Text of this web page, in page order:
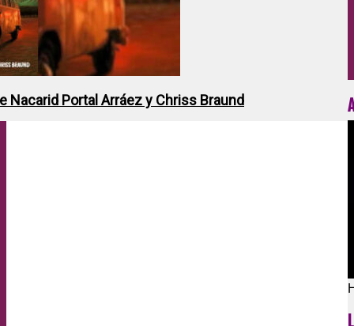
Nacarid Portal Arráez y Chriss Braund